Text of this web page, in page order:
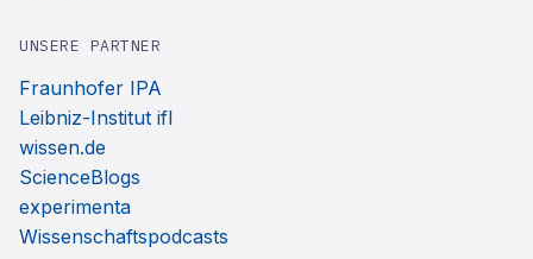
UNSERE PARTNER
Fraunhofer IPA
Leibniz-Institut ifl
wissen.de
ScienceBlogs
experimenta
Wissenschaftspodcasts